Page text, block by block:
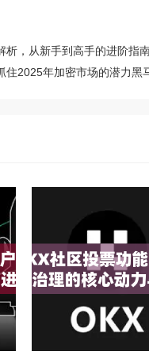
析，从新手到高手的进阶指
住2025年加密市场的潜力黑